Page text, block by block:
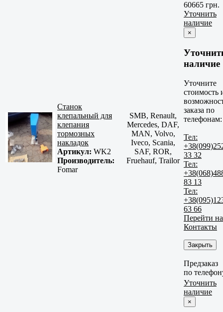
Станок
клепальный для
клепания
тормозных
накладок
Артикул: WK2
Производитель:
Fomar
SMB, Renault,
Mercedes, DAF,
MAN, Volvo,
Iveco, Scania,
SAF, ROR,
Fruehauf, Trailor
60665 грн.
Уточнить
наличие
×
наличие
Уточните
стоимость
заказа по
телефонам:
Тел:
33 32
Тел:
83 13
Тел:
63 66
Перейти на
Контакты
Закрыть
Предзаказ
по
Уточнить
наличие
×